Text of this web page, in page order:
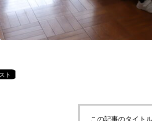
この記事のタイト